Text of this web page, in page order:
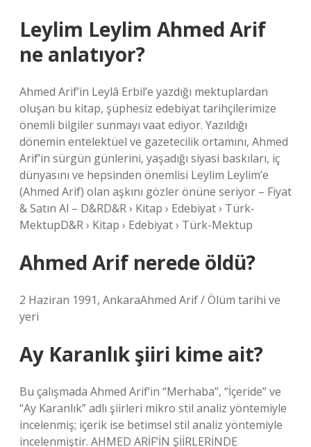
Leylim Leylim Ahmed Arif
ne anlatıyor?
Ahmed Arif’in Leylâ Erbil’e yazdığı mektuplardan
oluşan bu kitap, şüphesiz edebiyat tarihçilerimize
önemli bilgiler sunmayı vaat ediyor. Yazıldığı
dönemin entelektüel ve gazetecilik ortamını, Ahmed
Arif’in sürgün günlerini, yaşadığı siyasi baskıları, iç
dünyasını ve hepsinden önemlisi Leylim Leylim’e
(Ahmed Arif) olan aşkını gözler önüne seriyor – Fiyat
& Satın Al – D&RD&R › Kitap › Edebiyat › Türk-
MektupD&R › Kitap › Edebiyat › Türk-Mektup
Ahmed Arif nerede öldü?
2 Haziran 1991, AnkaraAhmed Arif / Ölüm tarihi ve
yeri
Ay Karanlık şiiri kime ait?
Bu çalışmada Ahmed Arif’in “Merhaba”, “İçeride” ve
“Ay Karanlık” adlı şiirleri mikro stil analiz yöntemiyle
incelenmiş; içerik ise betimsel stil analiz yöntemiyle
incelenmiştir. AHMED ARİF’İN ŞİİRLERİNDE